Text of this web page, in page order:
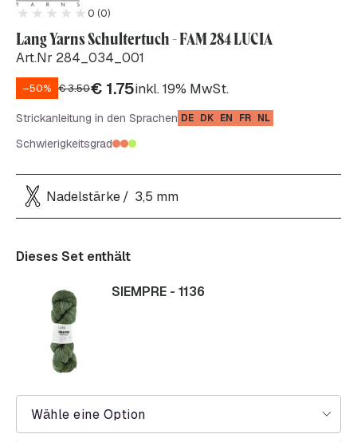
0 (0)
Lang Yarns Schultertuch - FAM 284 LUCIA
Art.Nr 284_034_001
–50% €3.50€ 1.75inkl. 19% MwSt.
Strickanleitung in den Sprachen DE DK EN FR NL
Schwierigkeitsgrad
Nadelstärke 3,5 mm
Dieses Set enthält
Wähle eine Option
SIEMPRE - 1136